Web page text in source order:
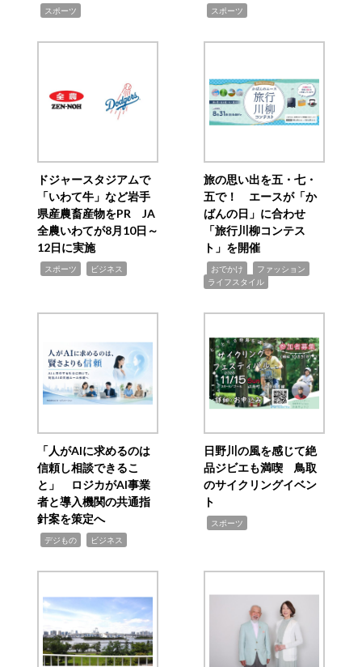
スポーツ スポーツ
ドジャースタジアムで
「いわて牛」など岩手
県産農畜産物をPR JA
全農いわてが8月10日～
12日に実施
スポーツ ビジネス
旅の思い出を五・七・
五で！ エースが「か
ばんの日」に合わせ
「旅行川柳コンテス
ト」を開催
おでかけ ファッション
ライフスタイル
「人がAIに求めるのは
信頼し相談できるこ
と」 ロジカがAI事業
者と導入機関の共通指
針案を策定へ
デジもの ビジネス
日野川の風を感じて絶
品ジビエも満喫 鳥取
のサイクリングイベン
ト
スポーツ